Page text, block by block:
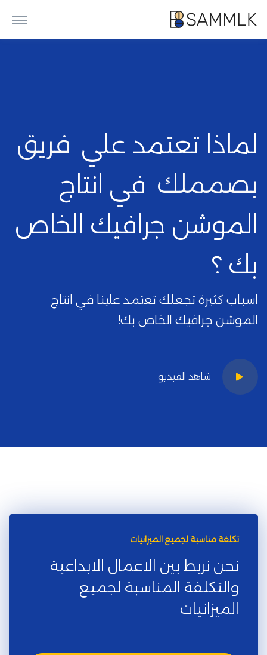
لماذا تعتمد علي فريق
بصمملك في انتاج
الموشن جرافيك الخاص
بك ؟
اسباب كثيرة تجعلك تعتمد علينا في انتاج
الموشن جرافيك الخاص بك!
شاهد الفيديو
تكلفة مناسبة لجميع الميزانيات
نحن نربط بين الاعمال الابداعية
والتكلفة المناسبة لجميع
الميزانيات